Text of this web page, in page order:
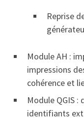
Reprise
Module AH :
impressions
cohérence et
Module QGIS :
identifiants